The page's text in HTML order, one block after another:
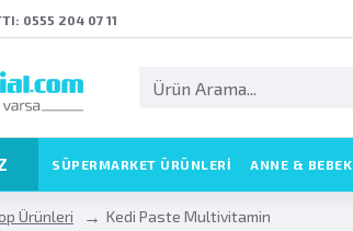
0555 204 07 11
SÜPERMARKET ÜRÜNLERI ANNE & BEBEK
Ürünleri Kedi Paste Multivitamin